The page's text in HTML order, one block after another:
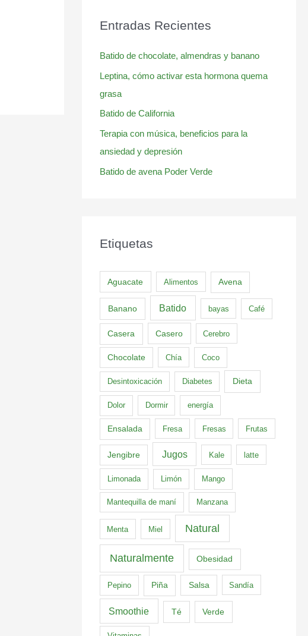
Entradas Recientes
Batido de chocolate, almendras y banano
Leptina, cómo activar esta hormona quema
grasa
Batido de California
Terapia con música, beneficios para la
ansiedad y depresión
Batido de avena Poder Verde
Etiquetas
Aguacate Alimentos Avena
Banano Batido bayas Café
Casera Casero Cerebro
Chocolate Chía Coco
Desintoxicación Diabetes Dieta
Dolor Dormir energía
Ensalada Fresa Fresas Frutas
Jengibre Jugos Kale latte
Limonada Limón Mango
Mantequilla de maní Manzana
Menta Miel Natural
Naturalmente Obesidad
Pepino Piña Salsa Sandía
Smoothie Té Verde